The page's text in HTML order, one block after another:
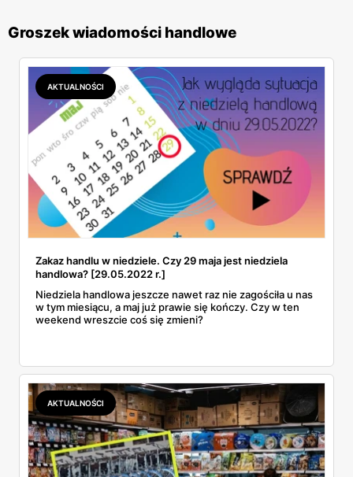
Groszek wiadomości handlowe
AKTUALNOŚCI
Zakaz handlu w niedziele. Czy 29 maja jest niedziela
handlowa? [29.05.2022 r.]
Niedziela handlowa jeszcze nawet raz nie zagościła u nas
w tym miesiącu, a maj już prawie się kończy. Czy w ten
weekend wreszcie coś się zmieni?
AKTUALNOŚCI